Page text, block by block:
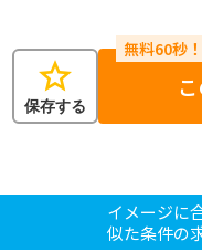
star
保存する
イメージに
似た条件の